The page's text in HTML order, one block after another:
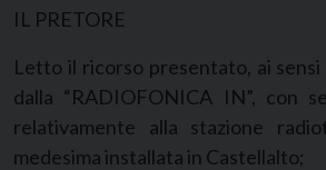
IL PRETORE
Letto il ricorso presentato, ai sensi
dalla “RADIOFONICA IN”, con
relativamente alla stazione
medesima installata in Castellalto;